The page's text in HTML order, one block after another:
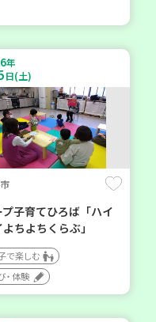
年
日(土)
プ子育てひろば「ハイ
ちよちくらぶ」
で楽しむ
・体験